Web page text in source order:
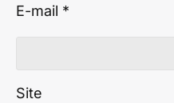
E-mail *
Site